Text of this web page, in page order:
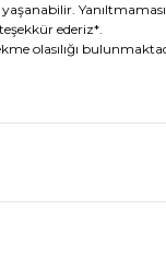
teşekkür ederiz*.
olasılığı